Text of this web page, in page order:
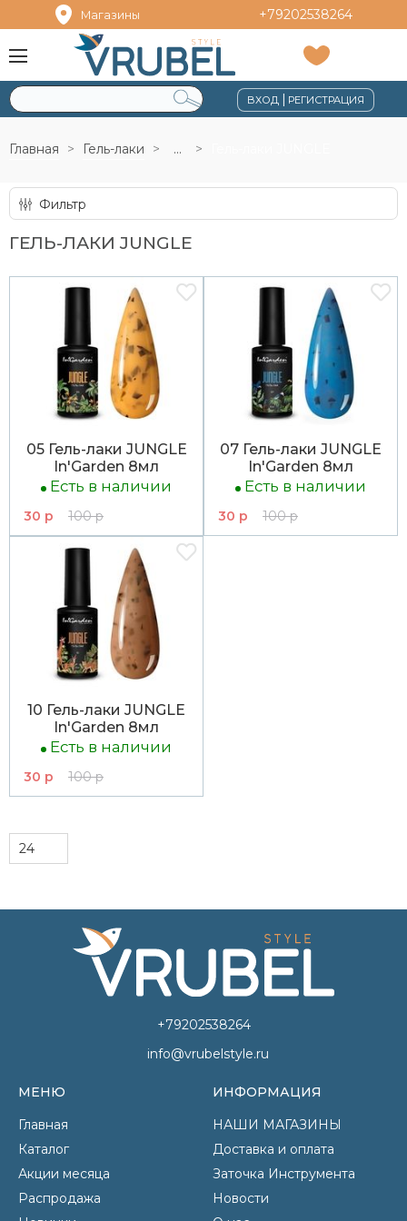
Магазины +79202538264
ВХОД |РЕГИСТРАЦИЯ
Главная Гель-лаки ...
Фильтр
ГЕЛЬ-ЛАКИ JUNGLE
05 Гель-лаки JUNGLE
In'Garden 8мл
Есть в наличии
30 р 100 р
07 Гель-лаки JUNGLE
In'Garden 8мл
Есть в наличии
30 р 100 р
10 Гель-лаки JUNGLE
In'Garden 8мл
Есть в наличии
30 р 100 р
+79202538264
info@vrubelstyle.ru
МЕНЮ
Главная
Каталог
Акции месяца
Распродажа
ИНФОРМАЦИЯ
НАШИ МАГАЗИНЫ
Доставка и оплата
Заточка Инструмента
Новости